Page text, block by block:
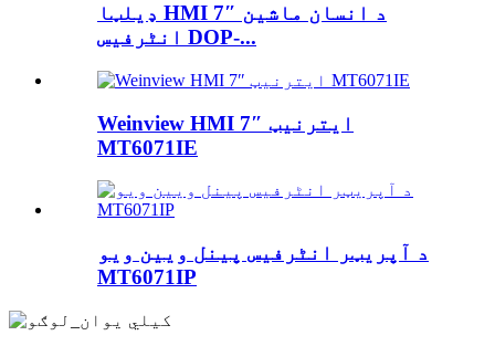
ډیلټا HMI 7″ د انسان ماشین
انٹرفیس DOP-...
Weinview HMI 7″ ایترنیټ
MT6071IE
د آپریټر انٹرفیس پینل ویین ویو
MT6071IP